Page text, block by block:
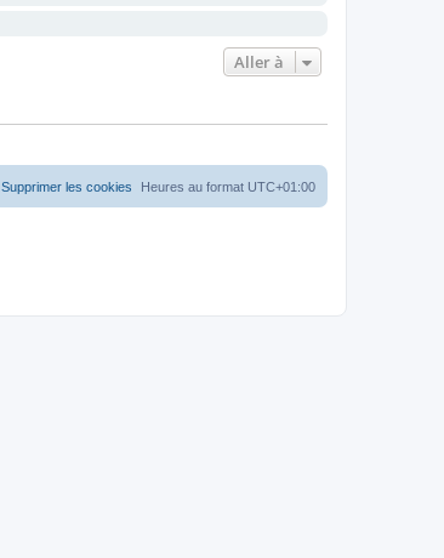
Aller à
Heures au format UTC+01:00
Supprimer les cookies